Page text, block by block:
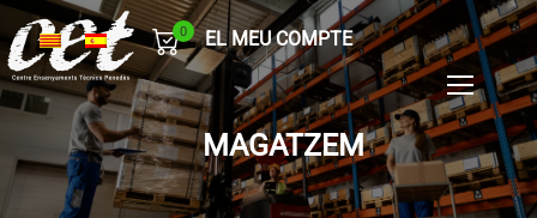
0 EL MEU COMPTE
MAGATZEM